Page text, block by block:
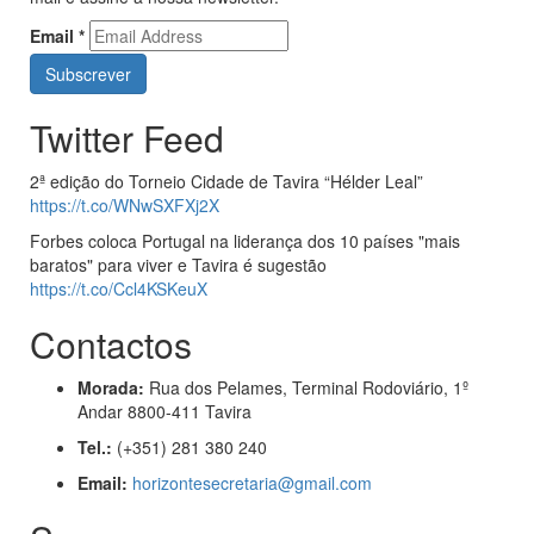
Email *
Twitter Feed
2ª edição do Torneio Cidade de Tavira “Hélder Leal”
https://t.co/WNwSXFXj2X
Forbes coloca Portugal na liderança dos 10 países "mais
baratos" para viver e Tavira é sugestão
https://t.co/Ccl4KSKeuX
Contactos
Morada: Rua dos Pelames, Terminal Rodoviário, 1º
Andar 8800-411 Tavira
Tel.: (+351) 281 380 240
Email: horizontesecretaria@gmail.com